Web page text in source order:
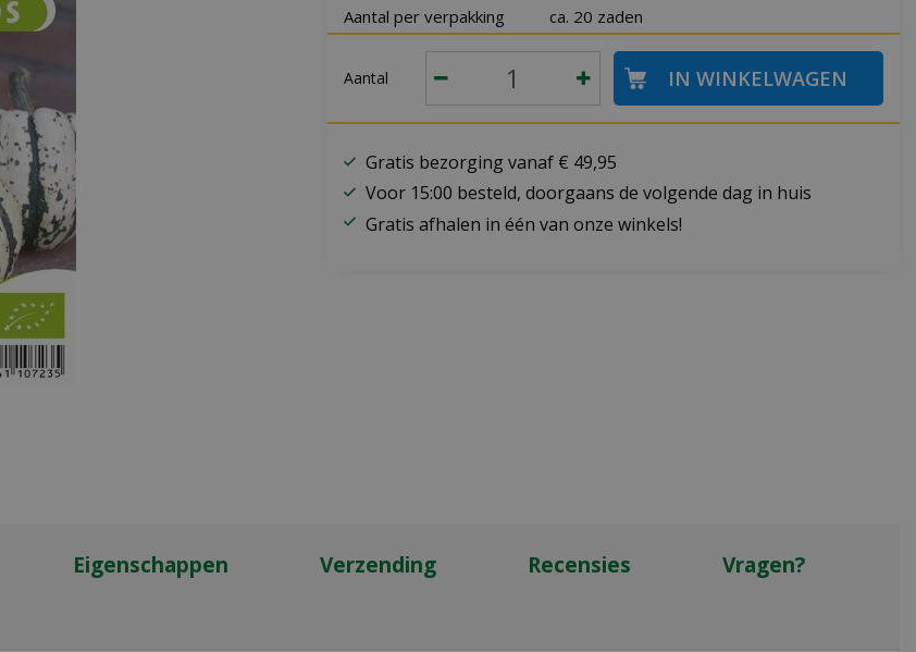
Aantal per verpakking ca. 20 zaden
Aantal
Gratis bezorging vanaf € 49,95
Voor 15:00 besteld, doorgaans de volgende dag in huis
Gratis afhalen in één van onze winkels!
Eigenschappen Verzending Recensies Vragen?